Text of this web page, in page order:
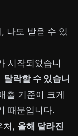
나도 받을 수 있
시작되었습니
탈락할 수 있습니
출 기준이 크게
때문입니다.
처, 올해 달라진